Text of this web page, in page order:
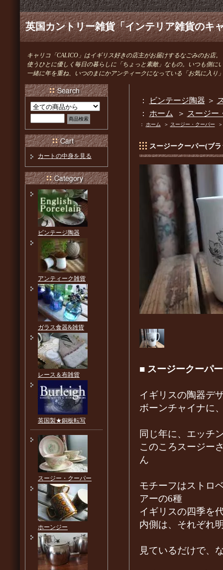
英国カントリー雑貨「インテリア雑貨の
キャリコ「CALICO」はイギリス好きの店主がお届けするなごみのお店。
使うひとに優しく毎日の暮らしに「ちょっと素敵」なもの。いつも側に
一緒に年を重ね、いつのまにかアンティークになっている「お気に入り
： ビンテージ陶器 ＞
： ホーム ＞ スージー
： ホーム ＞ スージー・クーパー
スージークーパー(ブ
■ スージークーパ
イギリスの陶器デ
ボーンチャイナに
同じ年に、エッチ
このころスージー
ん
モチーフはストロ
アーの6種
イギリスの四季を
内側は、それぞれ
見ているだけで、
カートの中身を見る
ビンテージ陶器
アンティーク雑貨
ガラス食器&雑貨
レース＆布雑貨
英国製★銅板転写
スージー・クーパー
ホーンジー